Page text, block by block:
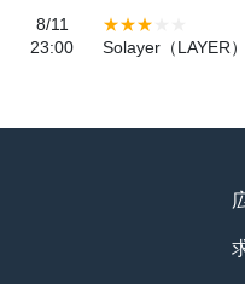
8/11
23:00
Solayer（LAYER